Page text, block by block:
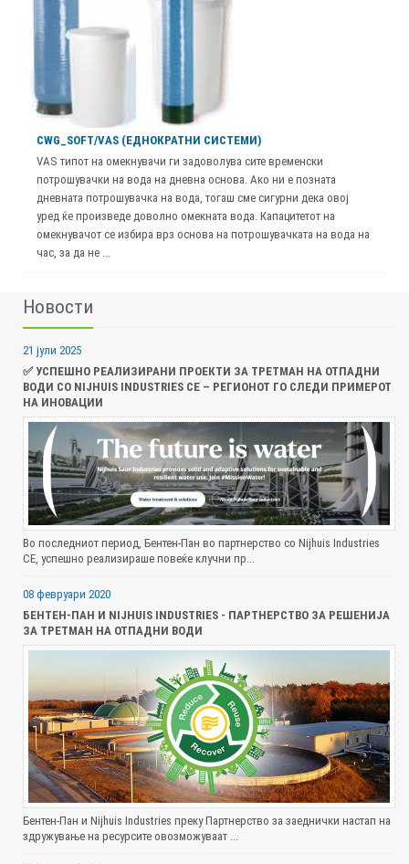
CWG_SOFT/VAS (ЕДНОКРАТНИ СИСТЕМИ)
VAS типот на омекнувачи ги задоволува сите временски
потрошувачки на вода на дневна основа. Ако ни е позната
дневната потрошувачка на вода, тогаш сме сигурни дека овој
уред ќе произведе доволно омекната вода. Капацитетот на
омекнувачот се избира врз основа на потрошувачката на вода на
час, за да не ...
Новости
21 јули 2025
✅ УСПЕШНО РЕАЛИЗИРАНИ ПРОЕКТИ ЗА ТРЕТМАН НА ОТПАДНИ
ВОДИ СО NIJHUIS INDUSTRIES CE – РЕГИОНОТ ГО СЛЕДИ ПРИМЕРОТ
НА ИНОВАЦИИ
Во последниот период, Бентен-Пан во партнерство со Nijhuis Industries
CE, успешно реализираше повеќе клучни пр...
08 февруари 2020
БЕНТЕН-ПАН И NIJHUIS INDUSTRIES - ПАРТНЕРСТВО ЗА РЕШЕНИЈА
ЗА ТРЕТМАН НА ОТПАДНИ ВОДИ
Бентен-Пан и Nijhuis Industries преку Партнерство за заеднички настап на
здружување на ресурсите овозможуваат ...